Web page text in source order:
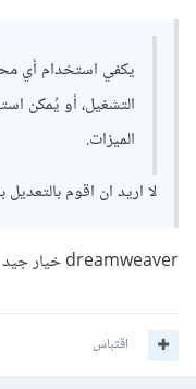
يكفي استخدام أي
التشغيل، أو يُمكن
الميزات.
​لا اريد ان اقوم بالتعديل
​dreamweaver خيار جيد
اقتباس